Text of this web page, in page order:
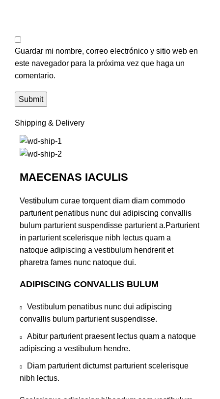
Guardar mi nombre, correo electrónico y sitio web en
este navegador para la próxima vez que haga un
comentario.
Shipping & Delivery
MAECENAS IACULIS
Vestibulum curae torquent diam diam commodo
parturient penatibus nunc dui adipiscing convallis
bulum parturient suspendisse parturient a.Parturient
in parturient scelerisque nibh lectus quam a
natoque adipiscing a vestibulum hendrerit et
pharetra fames nunc natoque dui.
ADIPISCING CONVALLIS BULUM
Vestibulum penatibus nunc dui adipiscing
convallis bulum parturient suspendisse.
Abitur parturient praesent lectus quam a natoque
adipiscing a vestibulum hendre.
Diam parturient dictumst parturient scelerisque
nibh lectus.